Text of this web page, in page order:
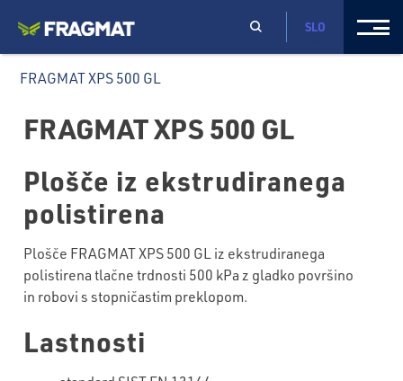
SLO
FRAGMAT XPS 500 GL
FRAGMAT XPS 500 GL
Plošče iz ekstrudiranega
polistirena
Plošče FRAGMAT XPS 500 GL iz ekstrudiranega
polistirena tlačne trdnosti 500 kPa z gladko površino
in robovi s stopničastim preklopom.
Lastnosti